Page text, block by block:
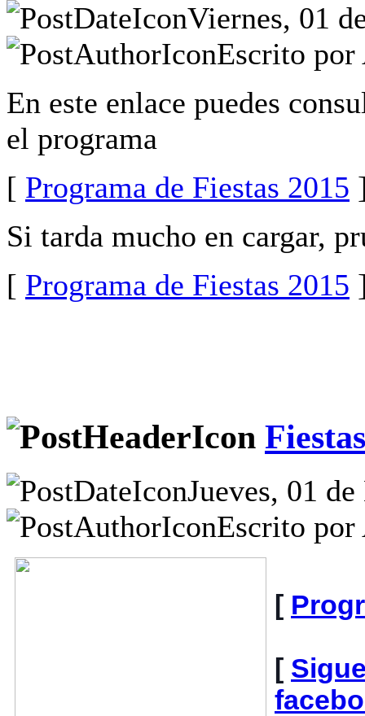
Viernes, 01
Escrito
En este enlace puedes
el programa
[ Programa de Fiestas 2015
Si tarda mucho en cargar,
[ Programa de Fiestas 2015
Jueves, 01
Escrito
[
[